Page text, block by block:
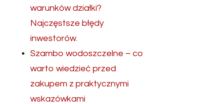
warunków działki?
Najczęstsze błędy
inwestorów.
Szambo wodoszczelne – co
warto wiedzieć przed
zakupem z praktycznymi
wskazówkami